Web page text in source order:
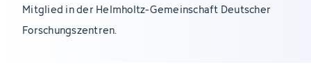
Mitglied in der Helmholtz-Gemeinschaft Deutscher
Forschungszentren.